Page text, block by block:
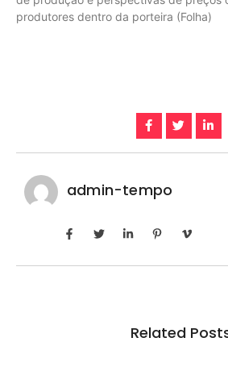
produtores dentro da porteira (Folha)
admin-tempo
Related